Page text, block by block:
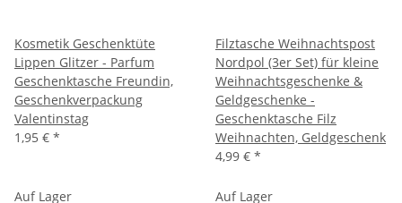
Kosmetik Geschenktüte
Lippen Glitzer - Parfum
Geschenktasche Freundin,
Geschenkverpackung
Valentinstag
1,95 € *
Filztasche Weihnachtspost
Nordpol (3er Set) für kleine
Weihnachtsgeschenke &
Geldgeschenke -
Geschenktasche Filz
Weihnachten, Geldgeschenk
4,99 € *
Auf Lager Auf Lager